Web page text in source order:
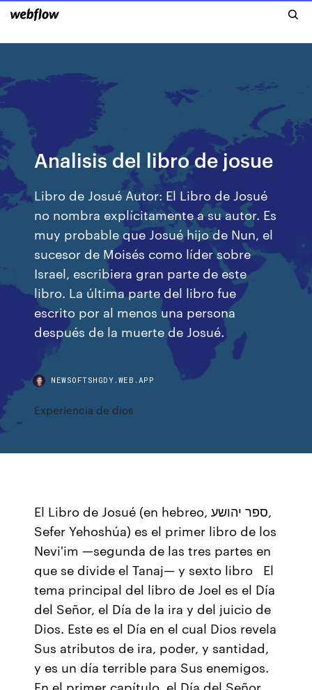
Analisis del libro de josue
Libro de Josué Autor: El Libro de Josué
no nombra explícitamente a su autor. Es
muy probable que Josué hijo de Nun, el
sucesor de Moisés como líder sobre
Israel, escribiera gran parte de este
libro. La última parte del libro fue
escrito por al menos una persona
después de la muerte de Josué.
NEWSOFTSHGDY.WEB.APP
Experiencia de dios
El Libro de Josué (en hebreo, ספר יהושע‎,
Sefer Yehoshúa) es el primer libro de los
Nevi'im —segunda de las tres partes en
que se divide el Tanaj— y sexto libro El
tema principal del libro de Joel es el Día
del Señor, el Día de la ira y del juicio de
Dios. Este es el Día en el cual Dios revela
Sus atributos de ira, poder, y santidad,
y es un día terrible para Sus enemigos.
En el primer capítulo, el Día del Señor